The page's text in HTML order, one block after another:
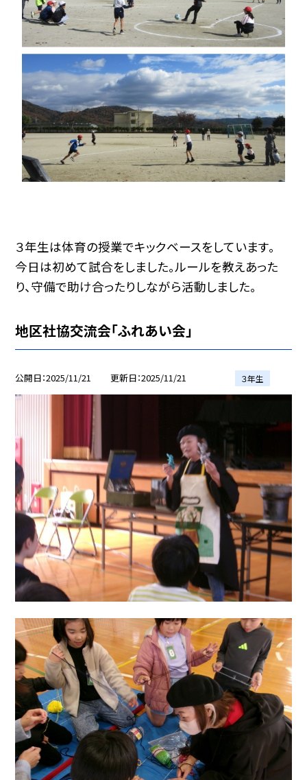
３年生は体育の授業でキックベースをしています。
今日は初めて試合をしました。ルールを教えあった
り、守備で助け合ったりしながら活動しました。
地区社協交流会「ふれあい会」
公開日 2025/11/21 更新日 2025/11/21 ３年生